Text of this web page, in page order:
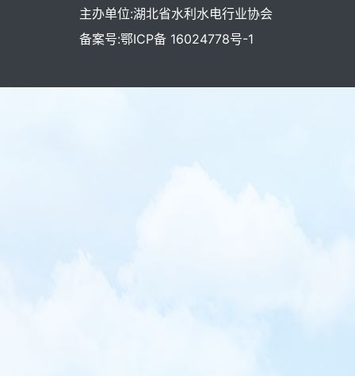
主办单位:湖北省水利水电行业协会
备案号:鄂ICP备 16024778号-1